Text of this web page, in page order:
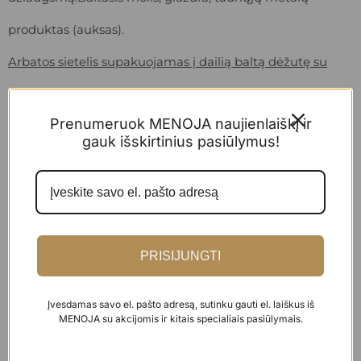
produktas (auksas).
Arbatos sietelis supakuojamas į dailią baltą dėžutę su
langeliu, pridedamas atvirukas palinkėjimui.
grandinėlė ir sietelis.
ATSILIEPIMAI
Prenumeruok MENOJA naujienlaiškį ir
gauk išskirtinius pasiūlymus!
PRISIJUNGTI
Įvesdamas savo el. pašto adresą, sutinku gauti el. laiškus iš
MENOJA su akcijomis ir kitais specialiais pasiūlymais.